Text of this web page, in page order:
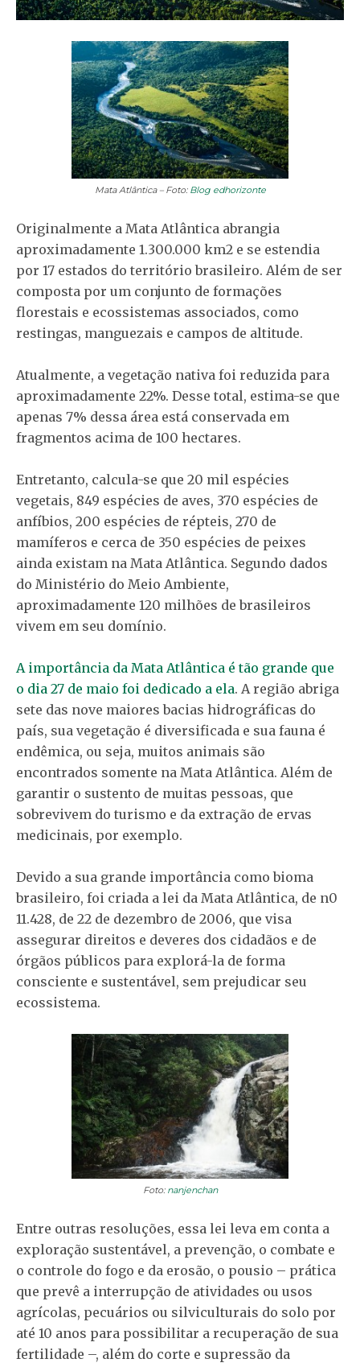
Mata Atlântica – Foto: Blog edhorizonte
Originalmente a Mata Atlântica abrangia
aproximadamente 1.300.000 km2 e se estendia
por 17 estados do território brasileiro. Além de ser
composta por um conjunto de formações
florestais e ecossistemas associados, como
restingas, manguezais e campos de altitude.
Atualmente, a vegetação nativa foi reduzida para
aproximadamente 22%. Desse total, estima-se que
apenas 7% dessa área está conservada em
fragmentos acima de 100 hectares.
Entretanto, calcula-se que 20 mil espécies
vegetais, 849 espécies de aves, 370 espécies de
anfíbios, 200 espécies de répteis, 270 de
mamíferos e cerca de 350 espécies de peixes
ainda existam na Mata Atlântica. Segundo dados
do Ministério do Meio Ambiente,
aproximadamente 120 milhões de brasileiros
vivem em seu domínio.
A importância da Mata Atlântica é tão grande que
o dia 27 de maio foi dedicado a ela. A região abriga
sete das nove maiores bacias hidrográficas do
país, sua vegetação é diversificada e sua fauna é
endêmica, ou seja, muitos animais são
encontrados somente na Mata Atlântica. Além de
garantir o sustento de muitas pessoas, que
sobrevivem do turismo e da extração de ervas
medicinais, por exemplo.
Devido a sua grande importância como bioma
brasileiro, foi criada a lei da Mata Atlântica, de n0
11.428, de 22 de dezembro de 2006, que visa
assegurar direitos e deveres dos cidadãos e de
órgãos públicos para explorá-la de forma
consciente e sustentável, sem prejudicar seu
ecossistema.
Foto: nanjenchan
Entre outras resoluções, essa lei leva em conta a
exploração sustentável, a prevenção, o combate e
o controle do fogo e da erosão, o pousio – prática
que prevê a interrupção de atividades ou usos
agrícolas, pecuários ou silviculturais do solo por
até 10 anos para possibilitar a recuperação de sua
fertilidade –, além do corte e supressão da